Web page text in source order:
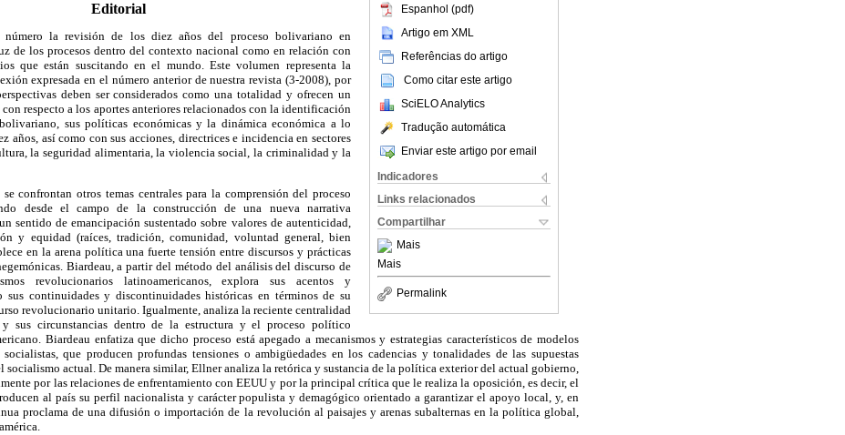
Espanhol (pdf)
Artigo em XML
Referências do artigo
Como citar este artigo
SciELO Analytics
Tradução automática
Enviar este artigo por email
Indicadores
Links relacionados
Compartilhar
Mais
Mais
Permalink
Editorial
número la revisión de los diez años del proceso bolivariano en
de los procesos dentro del contexto nacional como en relación con
que están suscitando en el mundo. Este volumen representa la
expresada en el número anterior de nuestra revista (3-2008), por
deben ser considerados como una totalidad y ofrecen un
respecto a los aportes anteriores relacionados con la identificación
sus políticas económicas y la dinámica económica a lo
años, así como con sus acciones, directrices e incidencia en sectores
la seguridad alimentaria, la violencia social, la criminalidad y la
confrontan otros temas centrales para la comprensión del proceso
desde el campo de la construcción de una nueva narrativa
sentido de emancipación sustentado sobre valores de autenticidad,
y equidad (raíces, tradición, comunidad, voluntad general, bien
en la arena política una fuerte tensión entre discursos y prácticas
Biardeau, a partir del método del análisis del discurso de
revolucionarios latinoamericanos, explora sus acentos y
sus continuidades y discontinuidades históricas en términos de su
revolucionario unitario. Igualmente, analiza la reciente centralidad
sus circunstancias dentro de la estructura y el proceso político
Biardeau enfatiza que dicho proceso está apegado a mecanismos y estrategias característicos de modelos
socialistas, que producen profundas tensiones o ambigüedades en los cadencias y tonalidades de las supuestas
socialismo actual. De manera similar, Ellner analiza la retórica y sustancia de la política exterior del actual gobierno,
por las relaciones de enfrentamiento con EEUU y porla principal crítica que le realiza la oposición, es decir, el
al país su perfil nacionalista y carácter populista y demagógico orientado a garantizar el apoyo local, y, en
proclama de una difusión o importación de la revolución al paisajes y arenas subalternas en la política global,